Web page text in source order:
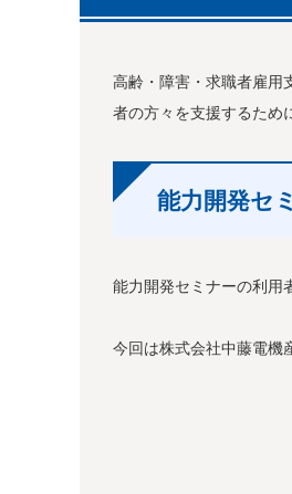
高齢・障害・求職者雇用
者の方々を支援するため
能力開発セ
能力開発セミナーの利用
今回は株式会社中藤電機